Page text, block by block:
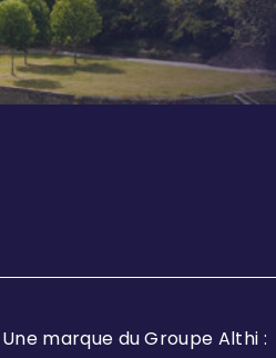
Une marque du Groupe Althi :